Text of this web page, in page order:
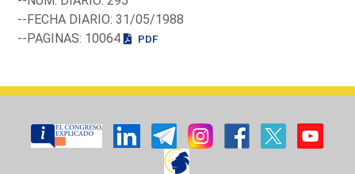
--FECHA DIARIO: 31/05/1988
--PAGINAS: 10064
PDF